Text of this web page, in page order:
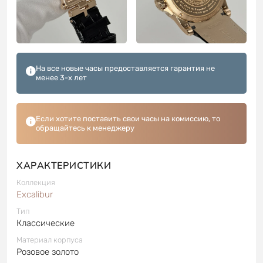
На все новые часы предоставляется гарантия не
менее 3-х лет
Если хотите поставить свои часы на комиссию, то
обращайтесь к менеджеру
ХАРАКТЕРИСТИКИ
Коллекция
Excalibur
Тип
Классические
Материал корпуса
Розовое золото